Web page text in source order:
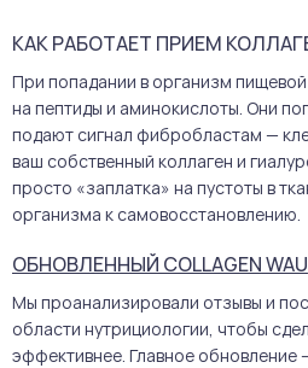
КАК РАБОТАЕТ ПРИЕМ
При попадании в организм
на пептиды и аминокислоты. Они
подают сигнал фибробластам —
ваш собственный коллаген и
просто «заплатка» на пустоты в
организма к самовосстановлению.
ОБНОВЛЕННЫЙ COLLAGEN WAU
Мы проанализировали отзывы и
области нутрициологии, чтобы
эффективнее. Главное обновление